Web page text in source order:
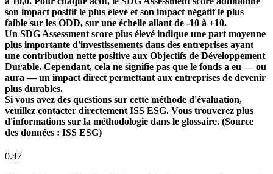
son impact positif le plus élevé et son impact négatif le plus
faible sur les ODD, sur une échelle allant de -10 à +10.
Un SDG Assessment score plus élevé indique une part moyenne
plus importante d'investissements dans des entreprises ayant
une contribution nette positive aux Objectifs de Développement
Durable. Cependant, cela ne signifie pas que le fonds a eu — ou
aura — un impact direct permettant aux entreprises de devenir
plus durables.
Si vous avez des questions sur cette méthode d'évaluation,
veuillez contacter directement ISS ESG. Vous trouverez plus
d'informations sur la méthodologie dans le glossaire. (Source
des données : ISS ESG)
0.47